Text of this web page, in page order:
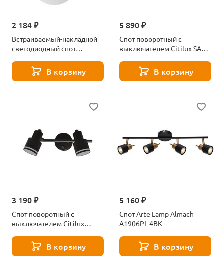
2 184 ₽
Встраиваемый-накладной
светодиодный спот
белый
В корзину
5 890 ₽
Спот поворотный с
выключателем Citilux SAT
В корзину
3 190 ₽
Спот поворотный с
выключателем Citilux
В корзину
5 160 ₽
Спот Arte Lamp Almach
A1906PL-4BK
В корзину